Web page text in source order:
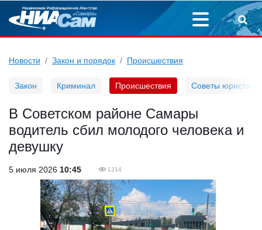
Новости Закон и порядок Происшествия
Закон Криминал Происшествия Советы юриста
В Советском районе Самары
водитель сбил молодого человека и
девушку
5 июля 2026 10:45 1214